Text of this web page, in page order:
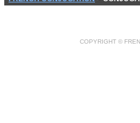
COPYRIGHT ©